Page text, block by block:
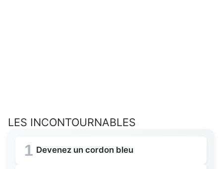
LES INCONTOURNABLES
1 Devenez un cordon bleu